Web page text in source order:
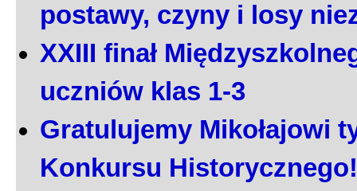
postawy, czyny i losy
XXIII finał
uczniów klas 1-3
Gratulujemy Mikołajowi
Konkursu Historycznego!